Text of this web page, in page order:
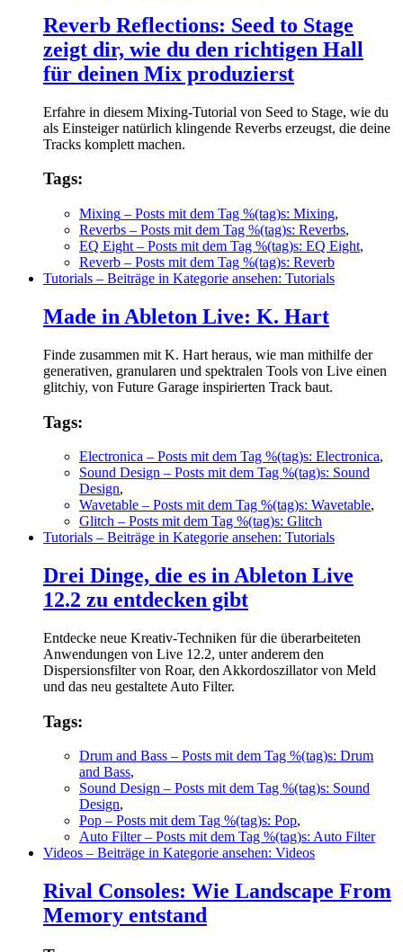
Reverb Reflections: Seed to Stage
zeigt dir, wie du den richtigen Hall
für deinen Mix produzierst
Erfahre in diesem Mixing-Tutorial von Seed to Stage, wie du
als Einsteiger natürlich klingende Reverbs erzeugst, die deine
Tracks komplett machen.
Tags:
Mixing – Posts mit dem Tag %(tag)s: Mixing,
Reverbs – Posts mit dem Tag %(tag)s: Reverbs,
EQ Eight – Posts mit dem Tag %(tag)s: EQ Eight,
Reverb – Posts mit dem Tag %(tag)s: Reverb
Tutorials – Beiträge in Kategorie ansehen: Tutorials
Made in Ableton Live: K. Hart
Finde zusammen mit K. Hart heraus, wie man mithilfe der
generativen, granularen und spektralen Tools von Live einen
glitchiy, von Future Garage inspirierten Track baut.
Tags:
Electronica – Posts mit dem Tag %(tag)s: Electronica,
Sound Design – Posts mit dem Tag %(tag)s: Sound
Design,
Wavetable – Posts mit dem Tag %(tag)s: Wavetable,
Glitch – Posts mit dem Tag %(tag)s: Glitch
Tutorials – Beiträge in Kategorie ansehen: Tutorials
Drei Dinge, die es in Ableton Live
12.2 zu entdecken gibt
Entdecke neue Kreativ-Techniken für die überarbeiteten
Anwendungen von Live 12.2, unter anderem den
Dispersionsfilter von Roar, den Akkordoszillator von Meld
und das neu gestaltete Auto Filter.
Tags:
Drum and Bass – Posts mit dem Tag %(tag)s: Drum
and Bass,
Sound Design – Posts mit dem Tag %(tag)s: Sound
Design,
Pop – Posts mit dem Tag %(tag)s: Pop,
Auto Filter– Posts mit dem Tag %(tag)s: Auto Filter
Videos – Beiträge in Kategorie ansehen: Videos
Rival Consoles: Wie Landscape From
Memory entstand